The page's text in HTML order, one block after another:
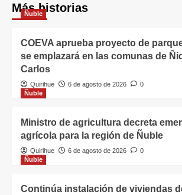
Más historias
Ñuble
COEVA aprueba proyecto de
se emplazará en las comunas de
Carlos
Quirihue 6 de agosto de 2026
0
Ñuble
Ministro de agricultura decreta
agrícola para la región de Ñuble
Quirihue 6 de agosto de 2026
0
Ñuble
Continúa instalación de viviendas